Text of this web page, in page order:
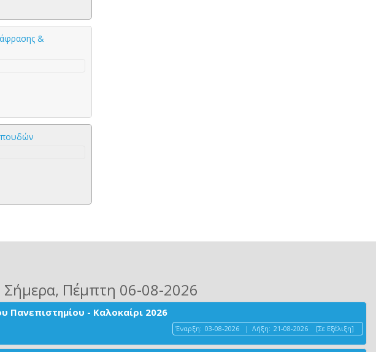
&
Σήμερα, Πέμπτη 06-08-2026
Πανεπιστημίου - Καλοκαίρι 2026
Έναρξη: 03-08-2026 | Λήξη: 21-08-2026 [Σε Εξέλιξη]